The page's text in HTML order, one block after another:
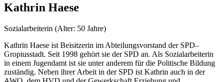
Kathrin Haese
Sozialarbeiterin (Alter: 50 Jahre)
Kathrin Haese ist Beisitzerin im Abteilungsvorstand der SPD–
Gropiusstadt. Seit 1998 gehört sie der SPD an. Als Sozialarbeiterin
in einem Jugendamt ist sie unter anderem für die Politische Bildung
zuständig. Neben ihrer Arbeit in der SPD ist Kathrin auch in der